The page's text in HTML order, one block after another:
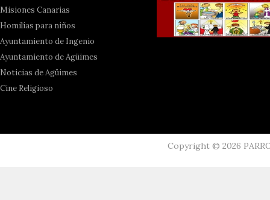
Misiones Canarias
Homilías para niños
Ayuntamiento de Ingenio
Ayuntamiento de Agüimes
Noticias de Agüimes
Cine Religioso
Copyright ©2026